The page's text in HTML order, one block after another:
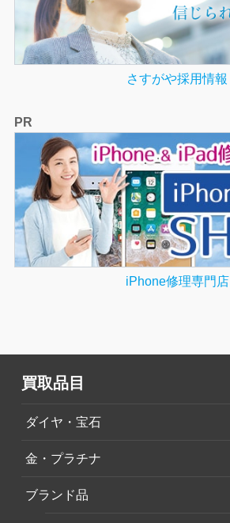
さすがや採用情報
PR
iPhone修理専門店
買取品目
ダイヤ・宝石
金・プラチナ
ブランド品